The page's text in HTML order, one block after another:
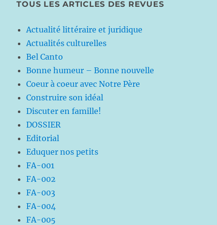
TOUS LES ARTICLES DES REVUES
Actualité littéraire et juridique
Actualités culturelles
Bel Canto
Bonne humeur – Bonne nouvelle
Coeur à coeur avec Notre Père
Construire son idéal
Discuter en famille!
DOSSIER
Editorial
Eduquer nos petits
FA-001
FA-002
FA-003
FA-004
FA-005